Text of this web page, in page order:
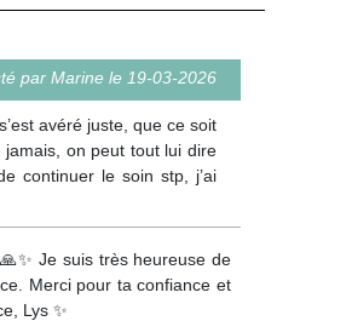
par Marine le 19-03-2026
avéré juste, que ce soit
jamais, on peut tout lui dire
continuer le soin stp, j’ai
Je suis très heureuse de
Merci pour ta confiance et
Lys ✨